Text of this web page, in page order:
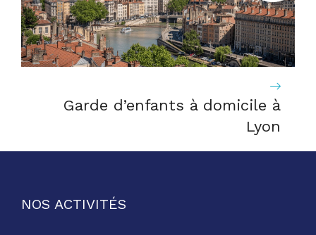
Garde d’enfants à domicile à
Lyon
NOS ACTIVITÉS